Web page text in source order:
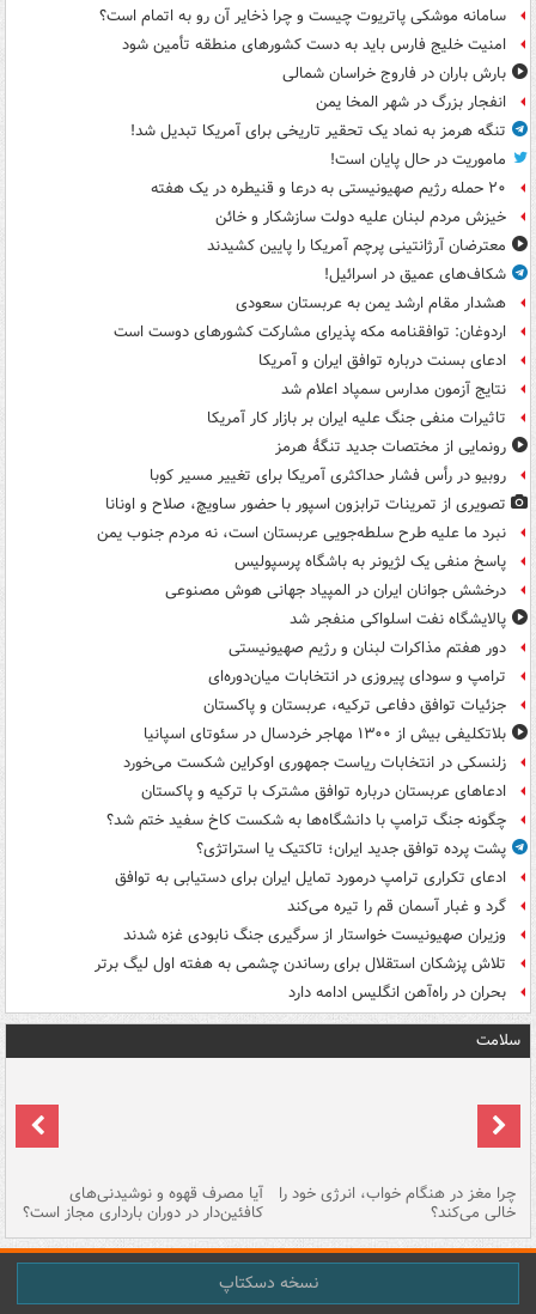
سامانه موشکی پاتریوت چیست و چرا ذخایر آن رو به اتمام است؟
امنیت خلیج فارس باید به دست کشورهای منطقه تأمین شود
بارش باران در فاروج خراسان شمالی
انفجار بزرگ در شهر المخا یمن
تنگه هرمز به نماد یک تحقیر تاریخی برای آمریکا تبدیل شد!
ماموریت در حال پایان است!
۲۰ حمله رژیم صهیونیستی به درعا و قنیطره در یک هفته
خیزش مردم لبنان علیه دولت سازشکار و خائن
معترضان آرژانتینی پرچم آمریکا را پایین کشیدند
شکاف‌های عمیق در اسرائیل!
هشدار مقام ارشد یمن به عربستان سعودی
اردوغان: توافقنامه مکه پذیرای مشارکت کشورهای دوست است
ادعای بسنت درباره توافق ایران و آمریکا
نتایج آزمون مدارس سمپاد اعلام شد
تاثیرات منفی جنگ علیه ایران بر بازار کار آمریکا
رونمایی از مختصات جدید تنگۀ هرمز
روبیو در رأس فشار حداکثری آمریکا برای تغییر مسیر کوبا
تصویری از تمرینات ترابزون اسپور با حضور ساویچ، صلاح و اونانا
نبرد ما علیه طرح سلطه‌جویی عربستان است، نه مردم جنوب یمن
پاسخ منفی یک لژیونر به باشگاه پرسپولیس
درخشش جوانان ایران در المپیاد جهانی هوش مصنوعی
پالایشگاه نفت اسلواکی منفجر شد
دور هفتم مذاکرات لبنان و رژیم صهیونیستی
ترامپ و سودای پیروزی در انتخابات میان‌دوره‌ای
جزئیات توافق دفاعی ترکیه، عربستان و پاکستان
بلاتکلیفی بیش از ۱۳۰۰ مهاجر خردسال در سئوتای اسپانیا
زلنسکی در انتخابات ریاست جمهوری اوکراین شکست می‌خورد
ادعاهای عربستان درباره توافق مشترک با ترکیه و پاکستان
چگونه جنگ ترامپ با دانشگاه‌ها به شکست کاخ سفید ختم شد؟
پشت پرده توافق جدید ایران؛ تاکتیک یا استراتژی؟
ادعای تکراری ترامپ درمورد تمایل ایران برای دستیابی به توافق
گرد و غبار آسمان قم را تیره می‌کند
وزیران صهیونیست خواستار از سرگیری جنگ نابودی غزه شدند
تلاش پزشکان استقلال برای رساندن چشمی به هفته اول لیگ برتر
بحران در راه‌آهن انگلیس ادامه دارد
سلامت
چرا مغز در هنگام خواب، انرژی خود را
خالی می‌کند؟
آیا مصرف قهوه و نوشیدنی‌های
کافئین‌دار در دوران بارداری مجاز است؟
نسخه دسکتاپ